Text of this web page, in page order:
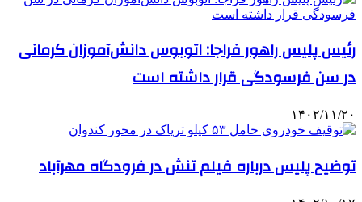
رئیس پلیس راهور فراجا: اتوبوس دانش‌آموزان کرمانی
در سن فرسودگی قرار داشته است
۱۴۰۲/۱۱/۲۰
توضیح پلیس درباره فیلم تنش در فرودگاه مهرآباد